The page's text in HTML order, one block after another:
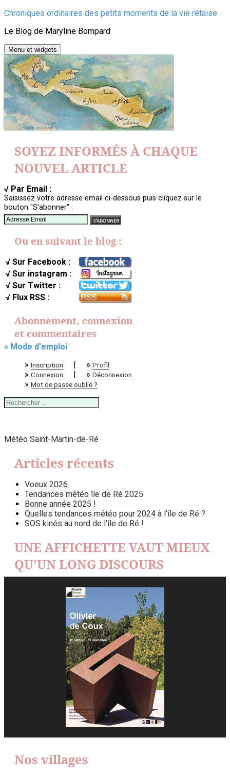
Aller
contenu
Chroniques ordinaires des petits moments de la vie rétaise
Le Blog de Maryline Bompard
Menu et widgets
SOYEZ INFORMÉS À CHAQUE
NOUVEL ARTICLE
√ Par Email :
Saisissez votre adresse email ci-dessous puis cliquez sur le
bouton "S'abonner" :
Ou en suivant le blog :
√ Sur Facebook :
√ Sur instagram :
√ Sur Twitter :
√ Flux RSS :
Abonnement, connexion
et commentaires
» Mode d'emploi
» Inscription | » Profil
» Connexion | » Déconnexion
» Mot de passe oublié ?
Rechercher :
Météo Saint-Martin-de-Ré
Articles récents
Voeux 2026
Tendances météo île de Ré 2025
Bonne année 2025 !
Quelles tendances météo pour 2024 à l’île de Ré ?
SOS kinés au nord de l’île de Ré !
UNE AFFICHETTE VAUT MIEUX
QU’UN LONG DISCOURS
Nos villages